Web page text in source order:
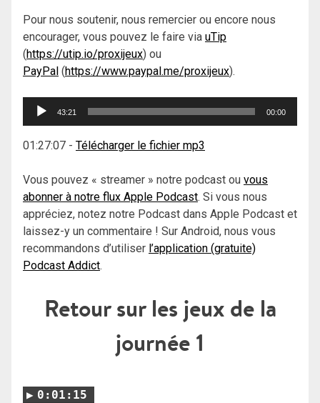
Pour nous soutenir, nous remercier ou encore nous
encourager, vous pouvez le faire via uTip
(https://utip.io/proxijeux) ou
PayPal (https://www.paypal.me/proxijeux).
Lecteur
43:21 00:00
01:27:07 - Télécharger le fichier mp3
Vous pouvez « streamer » notre podcast ou vous
abonner à notre flux Apple Podcast. Si vous nous
appréciez, notez notre Podcast dans Apple Podcast et
laissez-y un commentaire ! Sur Android, nous vous
recommandons d’utiliser l’application (gratuite)
Podcast Addict.
Retour sur les jeux de la
journée 1
0:01:15